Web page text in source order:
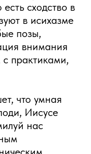
сходство в
в исихазме
позы,
внимания
с практиками,
что умная
Иисусе
нас